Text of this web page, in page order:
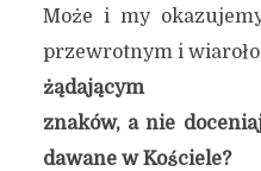
Może i my
przewrotnym i
żądającym
znaków, a nie
dawane w Kościele?